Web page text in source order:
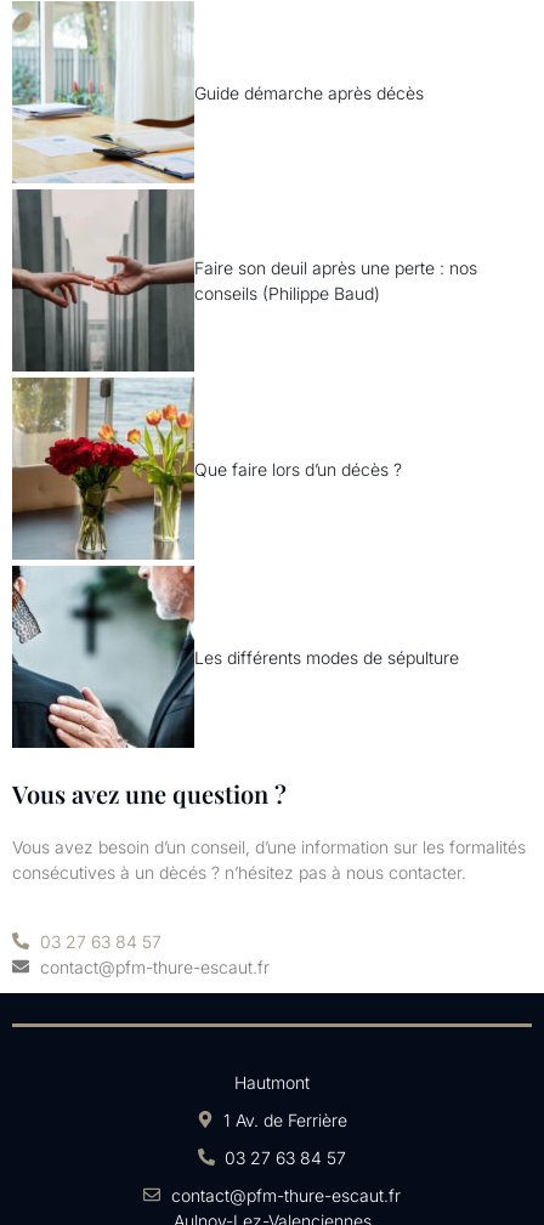
Guide démarche après décès
Faire son deuil après une perte : nos
conseils (Philippe Baud)
Que faire lors d’un décès ?
Les différents modes de sépulture
Vous avez une question ?
Vous avez besoin d’un conseil, d’une information sur les formalités
consécutives à un dècés ? n’hésitez pas à nous contacter.
03 27 63 84 57
contact@pfm-thure-escaut.fr
Hautmont
1 Av. de Ferrière
03 27 63 84 57
contact@pfm-thure-escaut.fr
Aulnoy-Lez-Valenciennes